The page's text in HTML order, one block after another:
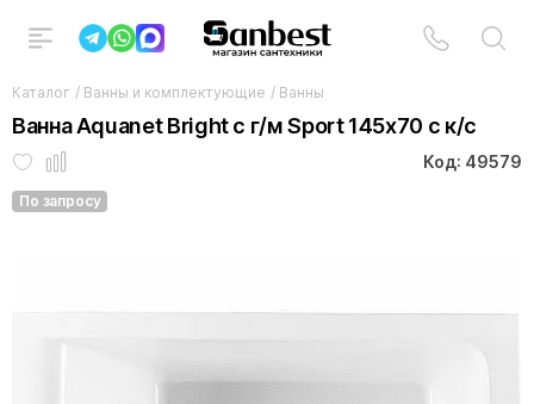
Каталог / Ванны и комплектующие / Ванны
Ванна Aquanet Bright с г/м Sport 145x70 с к/с
Код: 49579
По запросу